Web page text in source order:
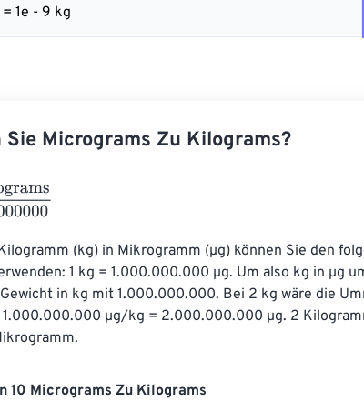
1e - 9 kg
Micrograms Zu Kilograms?
1000000000
(kg) in Mikrogramm (µg) können Sie den
1 kg = 1.000.000.000 µg. Um also kg in µg
in kg mit 1.000.000.000. Bei 2 kg wäre die
µg/kg = 2.000.000.000 µg. 2
10 Micrograms Zu Kilograms